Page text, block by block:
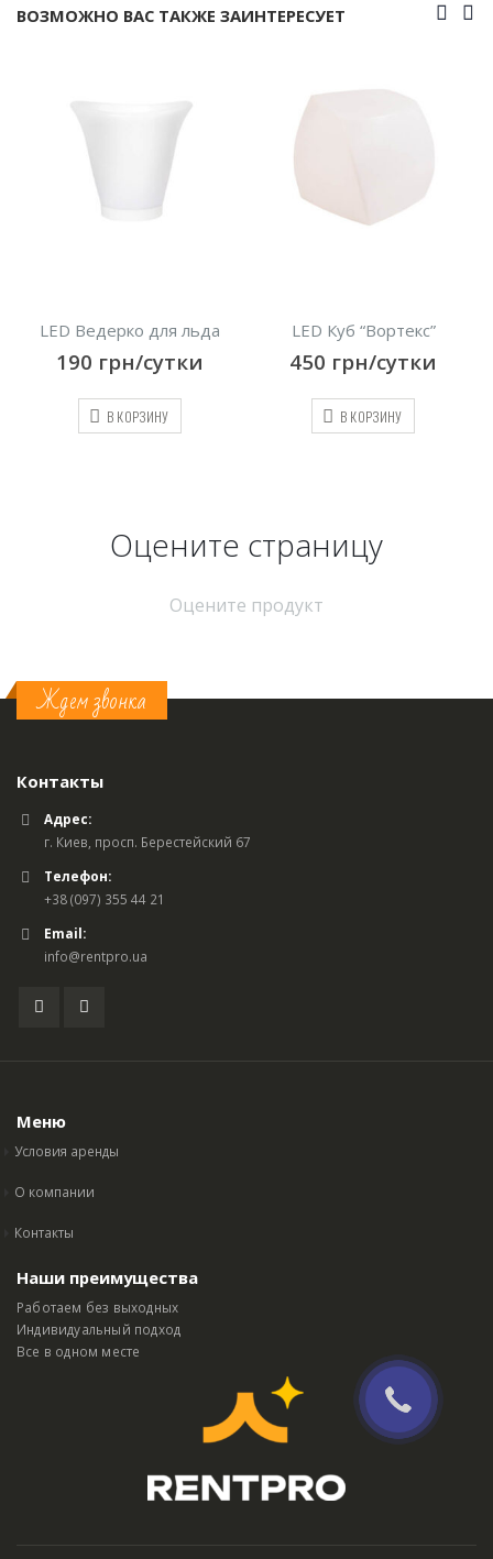
ВОЗМОЖНО ВАС ТАКЖЕ ЗАИНТЕРЕСУЕТ
LED Куб “Вортекс”
450грн/сутки
В КОРЗИНУ
Комплект из плетеного
ротанга “Diva white”
В КОРЗИНУ
Оцените страницу
Оцените продукт
Ждем звонка
Контакты
Адрес:
г. Киев, просп. Берестейский 67
Телефон:
+38 (097) 355 44 21
Email:
info@rentpro.ua
Меню
Условия аренды
О компании
Контакты
Наши преимущества
Работаем без выходных
Индивидуальный подход
Все в одном месте